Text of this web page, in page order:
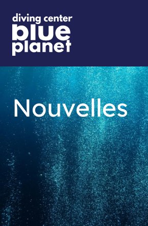
Nouvelles